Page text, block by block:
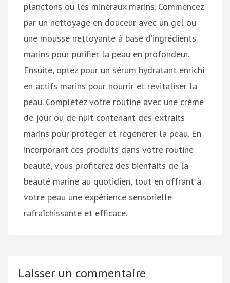
planctons ou les minéraux marins. Commencez
par un nettoyage en douceur avec un gel ou
une mousse nettoyante à base d’ingrédients
marins pour purifier la peau en profondeur.
Ensuite, optez pour un sérum hydratant enrichi
en actifs marins pour nourrir et revitaliser la
peau. Complétez votre routine avec une crème
de jour ou de nuit contenant des extraits
marins pour protéger et régénérer la peau. En
incorporant ces produits dans votre routine
beauté, vous profiterez des bienfaits de la
beauté marine au quotidien, tout en offrant à
votre peau une expérience sensorielle
rafraîchissante et efficace.
Laisser un commentaire